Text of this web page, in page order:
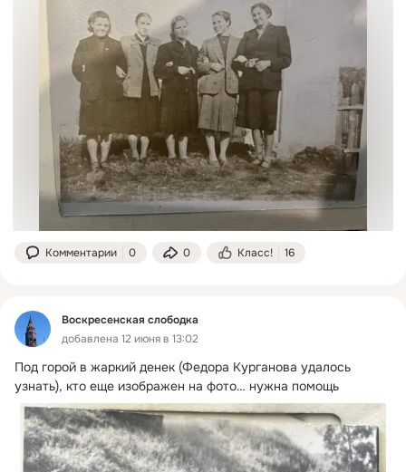
Комментарии 0 0 Класс! 16
Воскресенская слободка
добавлена 12 июня в 13:02
Под горой в жаркий денек (Федора Курганова удалось
узнать), кто еще изображен на фото… нужна помощь